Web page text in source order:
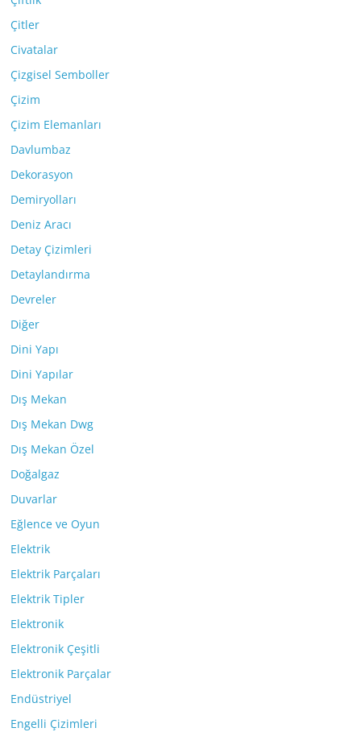
Çitler
Civatalar
Çizgisel Semboller
Çizim
Çizim Elemanları
Davlumbaz
Dekorasyon
Demiryolları
Deniz Aracı
Detay Çizimleri
Detaylandırma
Devreler
Diğer
Dini Yapı
Dini Yapılar
Dış Mekan
Dış Mekan Dwg
Dış Mekan Özel
Doğalgaz
Duvarlar
Eğlence ve Oyun
Elektrik
Elektrik Parçaları
Elektrik Tipler
Elektronik
Elektronik Çeşitli
Elektronik Parçalar
Endüstriyel
Engelli Çizimleri